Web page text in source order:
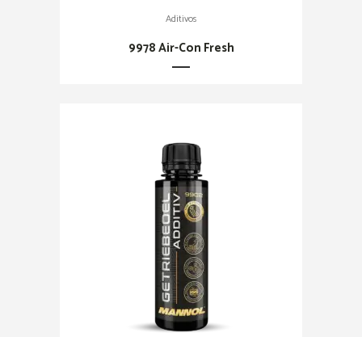
Aditivos
9978 Air-Con Fresh